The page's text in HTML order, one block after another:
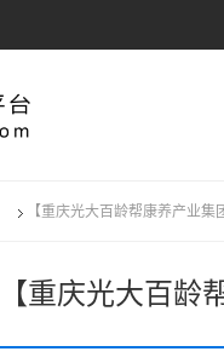
【重庆光大百龄帮康养产业
【重庆光大百